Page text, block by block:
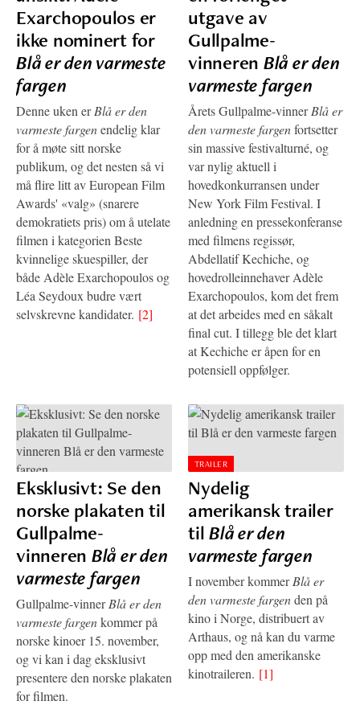
Exarchopoulos er
ikke nominert for
Blå er den varmeste
fargen
Denne uken erBlå er den
varmeste fargenendelig klar
for å møte sitt norske
publikum, og det nesten så vi
må flire litt av European Film
Awards' «valg» (snarere
demokratiets pris) om å utelate
filmen i kategorien Beste
kvinnelige skuespiller, der
både Adèle Exarchopoulos og
Léa Seydoux budre vært
selvskrevne kandidater. [2]
utgave av
Gullpalme-
vinneren Blå er den
varmeste fargen
Årets Gullpalme-vinnerBlå er
den varmeste fargenfortsetter
sin massive festivalturné, og
var nylig aktuell i
hovedkonkurransen under
New York Film Festival. I
anledning en pressekonferanse
med filmens regissør,
Abdellatif Kechiche, og
hovedrolleinnehaver Adèle
Exarchopoulos, kom det frem
at det arbeides med en såkalt
final cut. I tillegg ble det klart
at Kechiche er åpen for en
potensiell oppfølger.
Eksklusivt: Se den
norske plakaten til
Gullpalme-
vinneren Blå er den
varmeste fargen
Gullpalme-vinnerBlå er den
varmeste fargenkommer på
norske kinoer 15. november,
og vi kan i dag eksklusivt
presentere den norske plakaten
for filmen.
TRAILER
Nydelig
amerikansk trailer
tilBlå er den
varmeste fargen
I november kommerBlå er
den varmeste fargenden på
kino i Norge, distribuert av
Arthaus, og nå kan du varme
opp med den amerikanske
kinotraileren. [1]